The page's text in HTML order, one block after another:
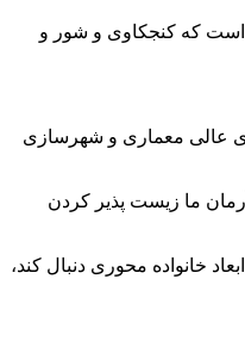
است که کنجکاوی و شور و
عالی معماری و شهرسازی
ما زیست پذیر کردن
خانواده محوری دنبال کند،